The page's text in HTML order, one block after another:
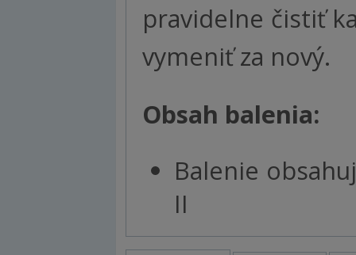
pravidelne čistiť
vymeniť za nový.
Obsah balenia:
Balenie
II